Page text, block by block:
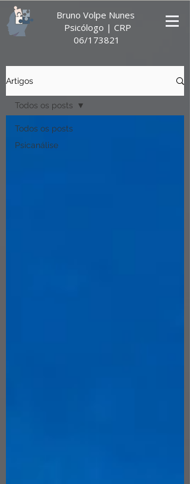
Bruno Volpe Nunes
Psicólogo | CRP
06/173821
Artigos
Todos os posts
Psicanálise
Todos os posts